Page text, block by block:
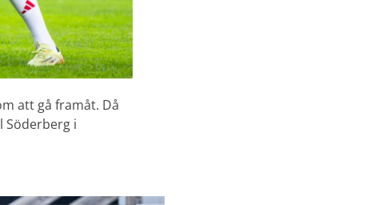
att gå framåt. Då
Söderberg i